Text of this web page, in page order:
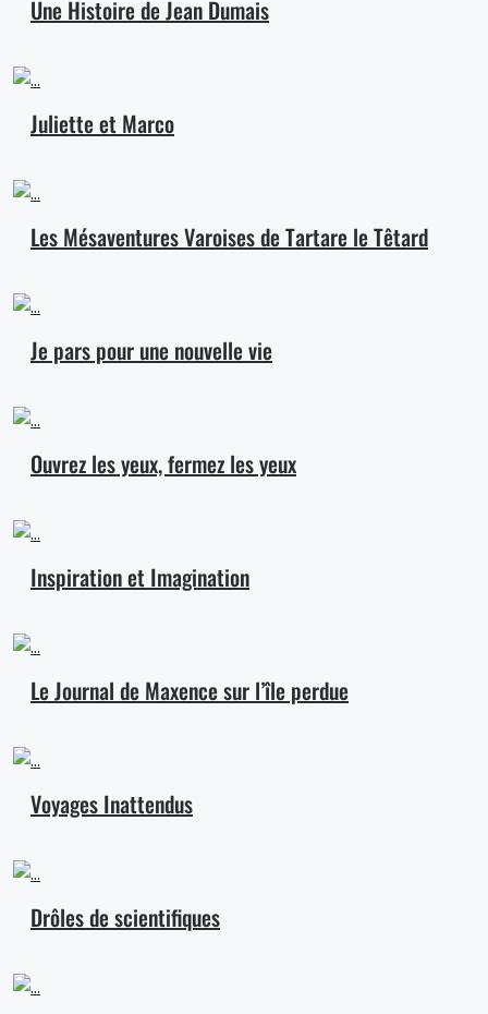
Une Histoire de Jean Dumais
Juliette et Marco
Les Mésaventures Varoises de Tartare le Têtard
Je pars pour une nouvelle vie
Ouvrez les yeux, fermez les yeux
Inspiration et Imagination
Le Journal de Maxence sur l’île perdue
Voyages Inattendus
Drôles de scientifiques